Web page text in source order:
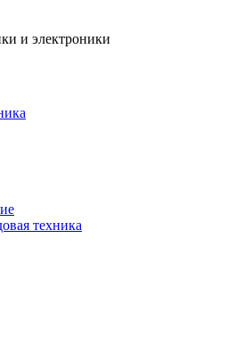
и электроники
техника